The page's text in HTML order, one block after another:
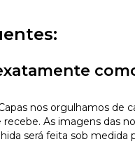
nos orgulhamos de
As imagens das
será feita sob medida